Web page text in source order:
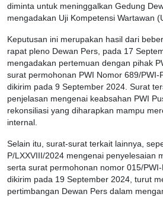
diminta untuk meninggalkan Gedung
mengadakan Uji Kompetensi Wartawan
Keputusan ini merupakan hasil dari
rapat pleno Dewan Pers, pada 17
mengadakan pertemuan dengan pihak
surat permohonan PWI Nomor 689/PWI-
dikirim pada 9 September 2024. Surat
penjelasan mengenai keabsahan PWI
rekonsiliasi yang diharapkan mampu
internal.
Selain itu, surat-surat terkait lainnya,
P/LXXVIII/2024 mengenai penyelesaian
serta surat permohonan nomor 015/
dikirim pada 19 September 2024, turut
pertimbangan Dewan Pers dalam